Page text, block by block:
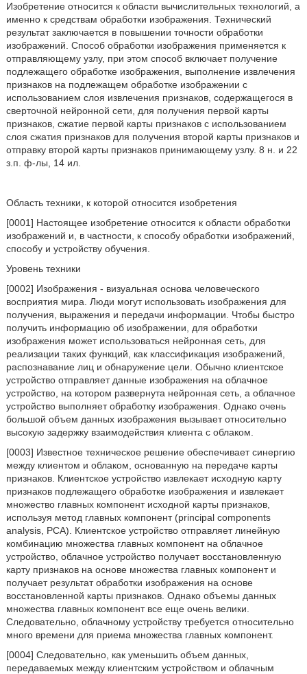
Изобретение относится к области вычислительных технологий, а
именно к средствам обработки изображения. Технический
результат заключается в повышении точности обработки
изображений. Способ обработки изображения применяется к
отправляющему узлу, при этом способ включает получение
подлежащего обработке изображения, выполнение извлечения
признаков на подлежащем обработке изображении с
использованием слоя извлечения признаков, содержащегося в
сверточной нейронной сети, для получения первой карты
признаков, сжатие первой карты признаков с использованием
слоя сжатия признаков для получения второй карты признаков и
отправку второй карты признаков принимающему узлу. 8 н. и 22
з.п. ф-лы, 14 ил.
Область техники, к которой относится изобретения
[0001] Настоящее изобретение относится к области обработки
изображений и, в частности, к способу обработки изображений,
способу и устройству обучения.
Уровень техники
[0002] Изображения - визуальная основа человеческого
восприятия мира. Люди могут использовать изображения для
получения, выражения и передачи информации. Чтобы быстро
получить информацию об изображении, для обработки
изображения может использоваться нейронная сеть, для
реализации таких функций, как классификация изображений,
распознавание лиц и обнаружение цели. Обычно клиентское
устройство отправляет данные изображения на облачное
устройство, на котором развернута нейронная сеть, а облачное
устройство выполняет обработку изображения. Однако очень
большой объем данных изображения вызывает относительно
высокую задержку взаимодействия клиента с облаком.
[0003] Известное техническое решение обеспечивает синергию
между клиентом и облаком, основанную на передаче карты
признаков. Клиентское устройство извлекает исходную карту
признаков подлежащего обработке изображения и извлекает
множество главных компонент исходной карты признаков,
используя метод главных компонент (principal components
analysis, PCA). Клиентское устройство отправляет линейную
комбинацию множества главных компонент на облачное
устройство, облачное устройство получает восстановленную
карту признаков на основе множества главных компонент и
получает результат обработки изображения на основе
восстановленной карты признаков. Однако объемы данных
множества главных компонент все еще очень велики.
Следовательно, облачному устройству требуется относительно
много времени для приема множества главных компонент.
[0004] Следовательно, как уменьшить объем данных,
передаваемых между клиентским устройством и облачным